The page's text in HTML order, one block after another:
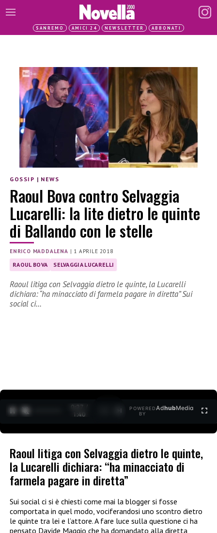
SANREMO AMICI 24 NEWSLETTER ABBONATI
GOSSIP | NEWS
Raoul Bova contro Selvaggia
Lucarelli: la lite dietro le quinte
di Ballando con le stelle
ENRICO MADDALENA | 1 APRILE 2018
RAOUL BOVA SELVAGGIA LUCARELLI
Raoul litiga con Selvaggia dietro le quinte, la Lucarelli
dichiara: “ha minacciato di farmela pagare in diretta” Sui
social ci…
0:27 /
1:40
POWERED
BY
AdhubMedia
Raoul litiga con Selvaggia dietro le quinte,
la Lucarelli dichiara: “ha minacciato di
farmela pagare in diretta”
Sui social ci si è chiesti come mai la blogger si fosse
comportata in quel modo, vociferandosi uno scontro dietro
le quinte tra lei e l’attore. A fare luce sulla questione ci ha
pensato Davide Maggio che ha domandato alla diretta